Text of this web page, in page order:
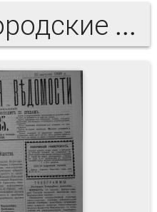
Нижегородские губернские ведомости 1899